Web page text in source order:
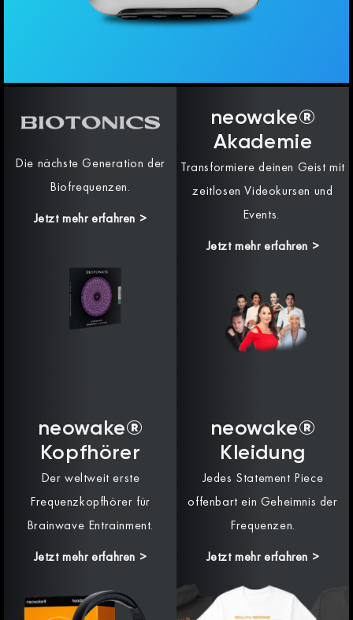
Die nächste Generation der
Biofrequenzen.
Jetzt mehr erfahren >
neowake®
Akademie
Transformiere deinen Geist mit
zeitlosen Videokursen und
Events.
Jetzt mehr erfahren >
neowake®
Kopfhörer
Der weltweit erste
Frequenzkopfhörer für
Brainwave Entrainment.
Jetzt mehr erfahren >
neowake®
Kleidung
Jedes Statement Piece
offenbart ein Geheimnis der
Frequenzen.
Jetzt mehr erfahren >